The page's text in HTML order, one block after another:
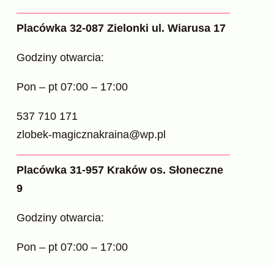
Placówka 32-087 Zielonki ul. Wiarusa 17
Godziny otwarcia:
Pon – pt 07:00 – 17:00
537 710 171
zlobek-magicznakraina@wp.pl
Placówka 31-957 Kraków os. Słoneczne
9
Godziny otwarcia:
Pon – pt 07:00 – 17:00